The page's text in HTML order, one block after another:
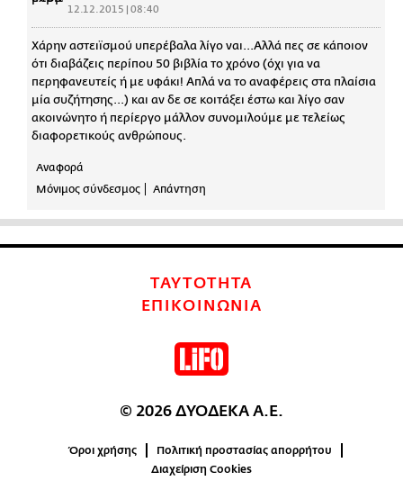
12.12.2015 | 08:40
Χάρην αστειϊσμού υπερέβαλα λίγο ναι...Αλλά πες σε κάποιον
ότι διαβάζεις περίπου 50 βιβλία το χρόνο (όχι για να
περηφανευτείς ή με υφάκι! Απλά να το αναφέρεις στα πλαίσια
μία συζήτησης...) και αν δε σε κοιτάξει έστω και λίγο σαν
ακοινώνητο ή περίεργο μάλλον συνομιλούμε με τελείως
διαφορετικούς ανθρώπους.
Αναφορά
Μόνιμος σύνδεσμος
Απάντηση
ΤΑΥΤΟΤΗΤΑ
ΕΠΙΚΟΙΝΩΝΙΑ
© 2026 ΔΥΟΔΕΚΑ Α.Ε.
Όροι χρήσης
Πολιτική προστασίας απορρήτου
Διαχείριση Cookies